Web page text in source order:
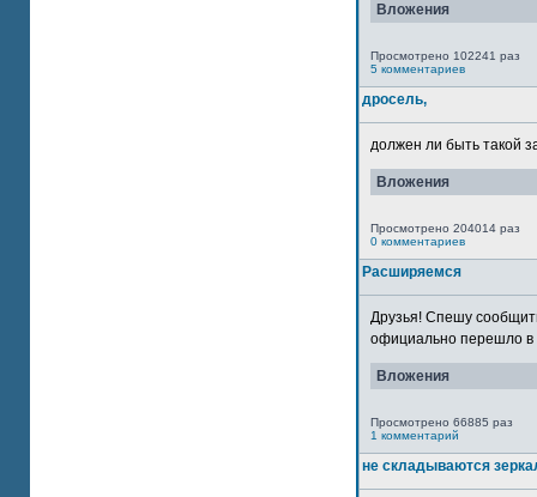
Вложения
Просмотрено 102241 раз
5 комментариев
дросель,
должен ли быть такой
Вложения
Просмотрено 204014 раз
0 комментариев
Расширяемся
Друзья! Спешу
официально перешло в
Вложения
Просмотрено 66885 раз
1 комментарий
не складываются